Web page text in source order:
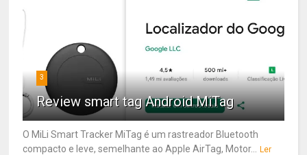
3
Review smart tag Android MiTag
O MiLi Smart Tracker MiTag é um rastreador Bluetooth
compacto e leve, semelhante ao Apple AirTag, Motor...
Ler